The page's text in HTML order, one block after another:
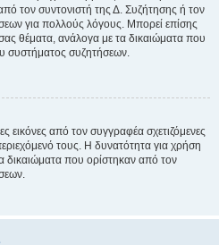
τον συντονιστή της Δ. Συζήτησης ή τον
για πολλούς λόγους. Μπορεί επίσης
θέματα, ανάλογα με τα δικαιώματα που
συστήματος συζητήσεων.
εικόνες από τον συγγραφέα σχετιζόμενες
τους. Η δυνατότητα για χρήση
δικαιώματα που ορίστηκαν από τον